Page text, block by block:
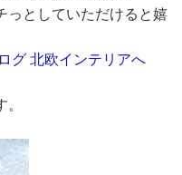
っとしていただけると嬉